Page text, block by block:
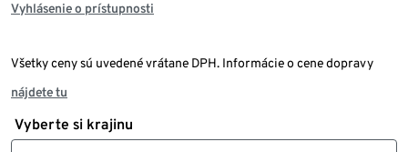
Vyhlásenie o prístupnosti
Všetky ceny sú uvedené vrátane DPH. Informácie o cene dopravy
nájdete tu
Vyberte si krajinu